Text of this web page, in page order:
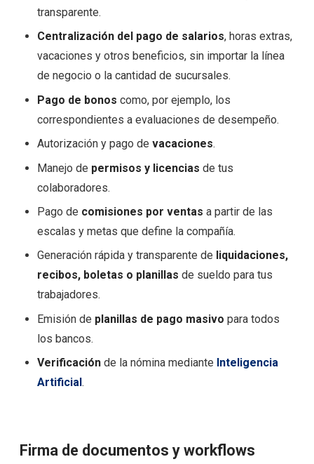
transparente.
Centralización del pago de salarios, horas extras,
vacaciones y otros beneficios, sin importar la línea
de negocio o la cantidad de sucursales.
Pago de bonos como, por ejemplo, los
correspondientes a evaluaciones de desempeño.
Autorización y pago de vacaciones.
Manejo de permisos y licencias de tus
colaboradores.
Pago de comisiones por ventas a partir de las
escalas y metas que define la compañía.
Generación rápida y transparente de liquidaciones,
recibos, boletas o planillas de sueldo para tus
trabajadores.
Emisión de planillas de pago masivo para todos
los bancos.
Verificación de la nómina mediante Inteligencia
Artificial .
Firma de documentos y workflows